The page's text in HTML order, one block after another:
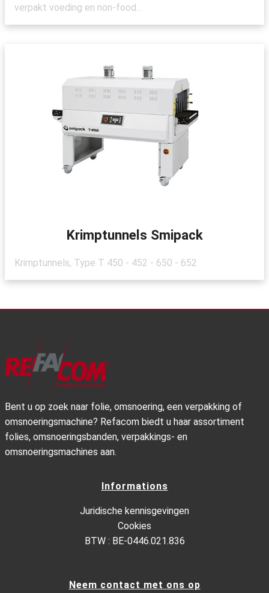
verpakt voeding en non-food…
Krimptunnels Smipack
Krimptunnels, Type T 450 - 452 - 650 - 652
Bent u op zoek naar folie, omsnoering, een verpakking of
omsnoeringsmachine? Refacom biedt u haar assortiment
folies, omsnoeringsbanden, verpakkings- en
omsnoeringsmachines aan.
Informations
Juridische kennisgevingen
Cookies
BTW : BE-0446.021.836
Neem contact met ons op